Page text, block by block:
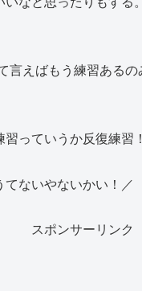
言えばもう練習あるの
っていうか反復練習！
てないやないかい！／
スポンサーリンク